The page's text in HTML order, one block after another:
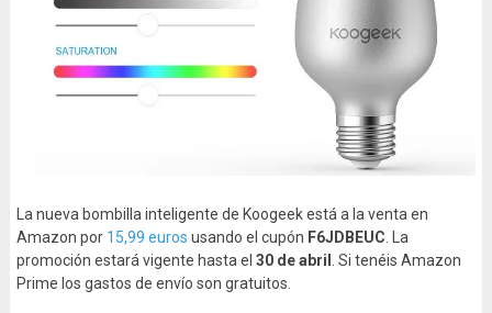
La nueva bombilla inteligente de Koogeek está a la venta en
Amazon por 15,99 euros usando el cupón F6JDBEUC. La
promoción estará vigente hasta el 30 de abril . Si tenéis Amazon
Prime los gastos de envío son gratuitos.